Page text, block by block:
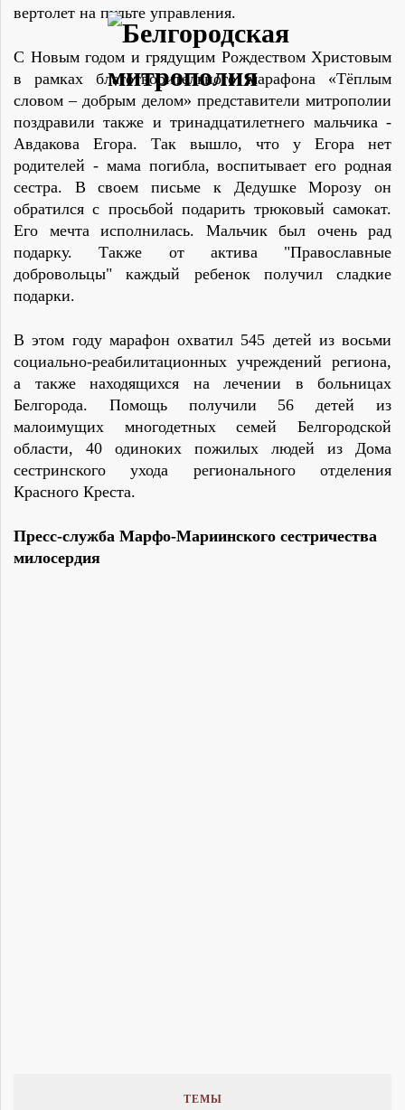
вертолет на пульте управления.
С Новым годом и грядущим Рождеством Христовым
в рамках благотворительного марафона «Тёплым
словом – добрым делом» представители митрополии
поздравили также и тринадцатилетнего мальчика -
Авдакова Егора. Так вышло, что у Егора нет
родителей - мама погибла, воспитывает его родная
сестра. В своем письме к Дедушке Морозу он
обратился с просьбой подарить трюковый самокат.
Его мечта исполнилась. Мальчик был очень рад
подарку. Также от актива "Православные
добровольцы" каждый ребенок получил сладкие
подарки.
В этом году марафон охватил 545 детей из восьми
социально-реабилитационных учреждений региона,
а также находящихся на лечении в больницах
Белгорода. Помощь получили 56 детей из
малоимущих многодетных семей Белгородской
области, 40 одиноких пожилых людей из Дома
сестринского ухода регионального отделения
Красного Креста.
Пресс-служба Марфо-Мариинского сестричества
милосердия
ТЕМЫ